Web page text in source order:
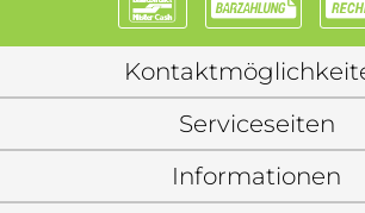
Serviceseiten
Informationen